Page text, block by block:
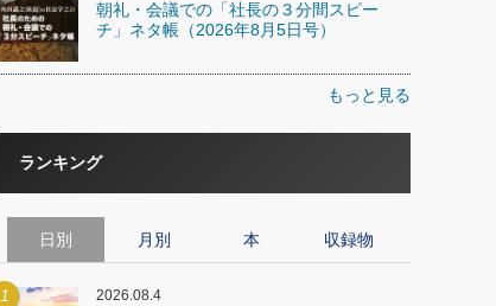
朝礼・会議での「社長の３分間スピー
チ」ネタ帳（2026年8月5日号）
もっと見る
ランキング
日別 月別 本 収録物
1 2026.08.4